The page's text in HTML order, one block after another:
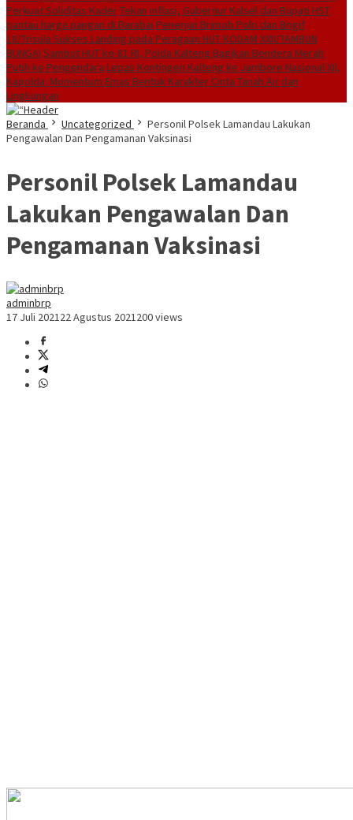
Perkuat Soliditas KaderTekan inflasi, Gubernur Kalsel dan Bupati HST
pantau harga pangan di Barabai Penerjun Brimob Polri dan Brigif
18/Trisula Sukses Landing pada Peragaan HUT KODAM XXII/TAMBUN
BUNGAI Sambut HUT ke-81 RI, Polda Kalteng Bagikan Bendera Merah
Putih ke Pengendara Lepas Kontingen Kalteng ke Jambore Nasional XII,
Kapolda: Momentum Emas Bentuk Karakter Cinta Tanah Air dan
Lingkungan
Beranda
Uncategorized
Personil Polsek Lamandau Lakukan
Pengawalan Dan Pengamanan Vaksinasi
Personil Polsek Lamandau
Lakukan Pengawalan Dan
Pengamanan Vaksinasi
adminbrp
17 Juli 202122 Agustus 2021200 views